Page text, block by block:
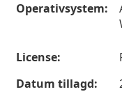
Operativsystem:
License:
Datum tillagd: